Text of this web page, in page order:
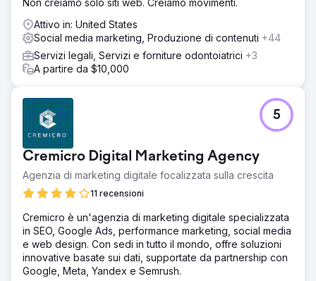
Attivo in: United States
Social media marketing, Produzione di contenuti +44
Servizi legali, Servizi e forniture odontoiatrici +3
A partire da $10,000
Cremicro Digital Marketing Agency
Agenzia di marketing digitale focalizzata sulla crescita
11 recensioni
5
Cremicro è un'agenzia di marketing digitale specializzata
in SEO, Google Ads, performance marketing, social media
e web design. Con sedi in tutto il mondo, offre soluzioni
innovative basate sui dati, supportate da partnership con
Google, Meta, Yandex e Semrush.